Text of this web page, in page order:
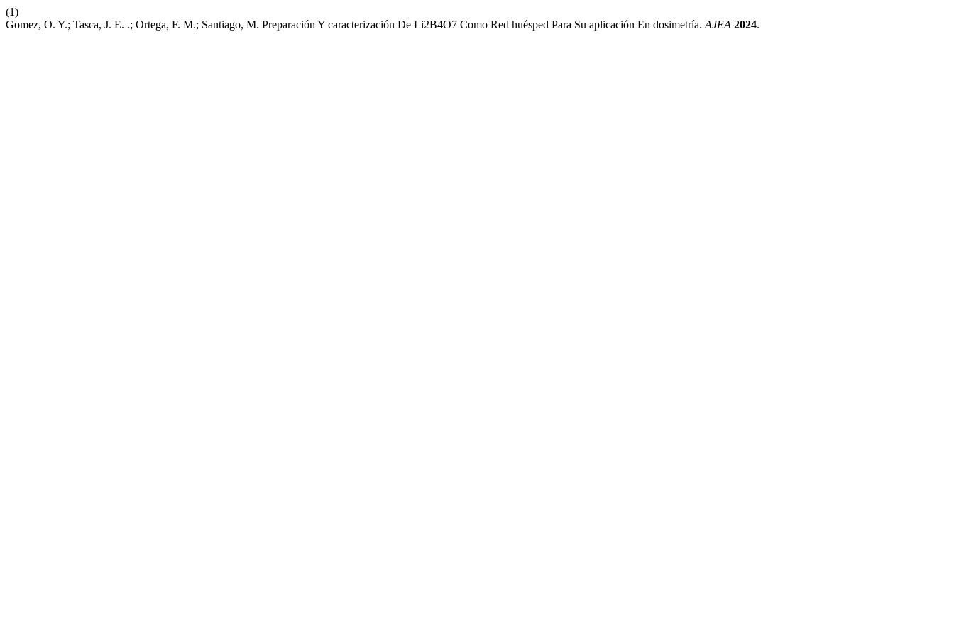
(1)
Gomez, O. Y.; Tasca, J. E. .; Ortega, F. M.; Santiago, M. Preparación Y caracterización De Li2B4O7 Como Red huésped Para Su aplicación En dosimetría. AJEA 2024.